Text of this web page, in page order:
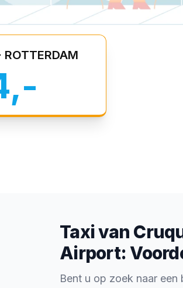
ROTTERDAM
Taxi van
Airport:
Bent u op zoek naar